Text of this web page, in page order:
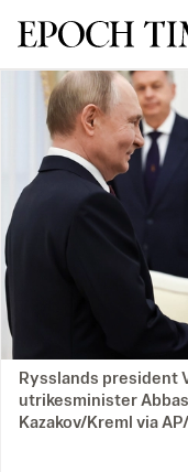
Svenska Epoch
Rysslands president
utrikesminister
Kazakov/Kreml via